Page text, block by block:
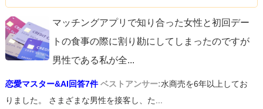
マッチングアプリで知り合った女性と初回デー
トの食事の際に割り勘にしてしまったのですが
男性である私が全...
恋愛マスター&AI回答7件 ベストアンサー:水商売を6年以上してお
りました。 さまざまな男性を接客し、た...